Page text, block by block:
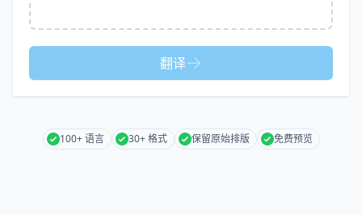
翻译
100+ 语言 30+ 格式 保留原始排版 免费预览